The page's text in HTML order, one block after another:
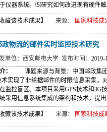
仪器系统。⑸研究如何改进现有硬件
收藏该技术成果】 来源： 国家科技成
政物流的邮件实时监控技术研究
单位：西安邮电大学 发布时间： 2019-
：
课题来源与背景：中国邮政集团
术实现了非给据邮件的时限信息采集，
监控盲区。本项目采用GPS技术和3G
采用信息系统集成的架构和技术，提
收藏该技术成果】 来源： 国家科技成